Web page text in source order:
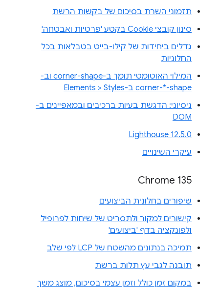
תזמוני השרת בסיכום של בקשות הרשת
סינון קובצי Cookie בקטע 'פרטיות ואבטחה'
גדלים ביחידות של קילו-בייט בטבלאות בכל
החלוניות
המילוי האוטומטי תומך ב-corner-shape וב-
corner-*-shape ב-Elements > Styles
ניסיוני: הדגשת בעיות ברכיבים ובמאפיינים ב-
DOM
Lighthouse 12.5.0
עיקרי השינויים
Chrome 135
שיפורים בחלונית הביצועים
קישורים למקור ולתסריט של שיחות לפרופיל
ולפונקציה בדף 'ביצועים'
תמיכה בנתונים מהשטח של LCP לפי שלב
תובנה לגבי עץ תלות ברשת
במקום זמן כולל וזמן עצמי בסיכום, מוצג משך